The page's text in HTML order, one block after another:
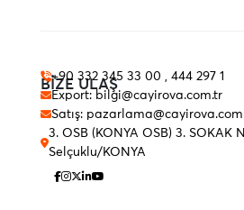
BİZE ULAŞ
+90 332 345 33 00 , 444 297 1
Export: bilgi@cayirova.com.tr
Satış:
3. OSB (KONYA OSB) 3. SOKAK
Selçuklu/KONYA